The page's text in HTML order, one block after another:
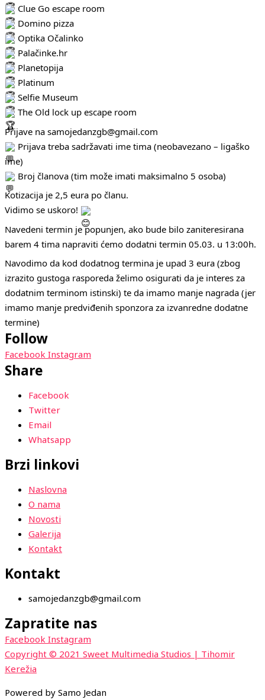
Clue Go escape room
Domino pizza
Optika Očalinko
Palačinke.hr
Planetopija
Platinum
Selfie Museum
The Old lock up escape room
Prijave na samojedanzgb@gmail.com
Prijava treba sadržavati ime tima (neobavezano – ligaško
ime)
Broj članova (tim može imati maksimalno 5 osoba)
Kotizacija je 2,5 eura po članu.
Vidimo se uskoro!
Navedeni termin je popunjen, ako bude bilo zaniteresirana
barem 4 tima napraviti ćemo dodatni termin 05.03. u 13:00h.
Navodimo da kod dodatnog termina je upad 3 eura (zbog
izrazito gustoga rasporeda želimo osigurati da je interes za
dodatnim terminom istinski) te da imamo manje nagrada (jer
imamo manje predviđenih sponzora za izvanredne dodatne
termine)
Follow
Facebook Instagram
Share
Facebook
Twitter
Email
Whatsapp
Brzi linkovi
Naslovna
O nama
Novosti
Galerija
Kontakt
Kontakt
samojedanzgb@gmail.com
Zapratite nas
Facebook Instagram
Copyright © 2021 Sweet Multimedia Studios | Tihomir
Kerežia
Powered by Samo Jedan